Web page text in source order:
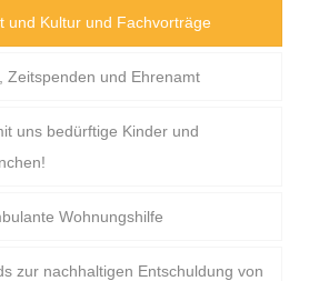
und Kultur und Fachvorträge
Zeitspenden und Ehrenamt
uns bedürftige Kinder und
Wohnungshilfe
zur nachhaltigen Entschuldung von